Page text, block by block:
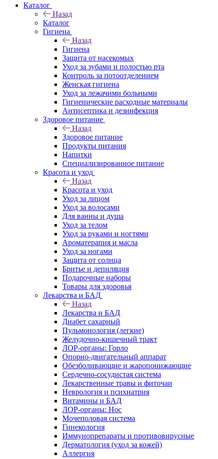
Каталог
Назад
Каталог
Гигиена
Назад
Гигиена
Защита от насекомых
Уход за зубами и полостью рта
Контроль за потоотделением
Женская гигиена
Уход за лежачими больными
Гигиенические расходные материалы
Антисептика и дезинфекция
Здоровое питание
Назад
Здоровое питание
Продукты питания
Напитки
Специализированное питание
Красота и уход
Назад
Красота и уход
Уход за лицом
Уход за волосами
Для ванны и душа
Уход за телом
Уход за руками и ногтями
Ароматерапия и масла
Уход за ногами
Защита от солнца
Бритье и депиляция
Подарочные наборы
Товары для здоровья
Лекарства и БАД
Назад
Лекарства и БАД
Диабет сахарный
Пульмонология (легкие)
Желудочно-кишечный тракт
ЛОР-органы: Горло
Опорно-двигательный аппарат
Обезболивающие и жаропонижающие
Сердечно-сосудистая система
Лекарственные травы и фиточаи
Неврология и психиатрия
Витамины и БАД
ЛОР-органы: Нос
Мочеполовая система
Гинекология
Иммунопрепараты и противовирусные
Дерматология (уход за кожей)
Аллергия